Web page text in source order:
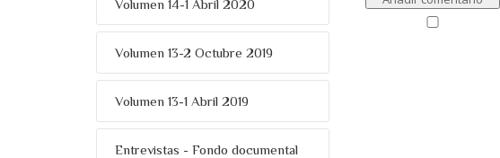
Volumen 14-1 Abril 2020
Volumen 13-2 Octubre 2019
Volumen 13-1 Abril 2019
Entrevistas - Fondo documental